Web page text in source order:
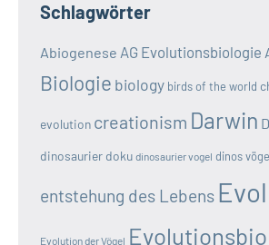
Schlagwörter
Abiogenese AG Evolutionsbiologie
Biologie biology birds of the world
evolution creationism Darwin
dinosaurier doku dinosaurier vogel dinos
entstehung des Lebens
Evolution der Vögel